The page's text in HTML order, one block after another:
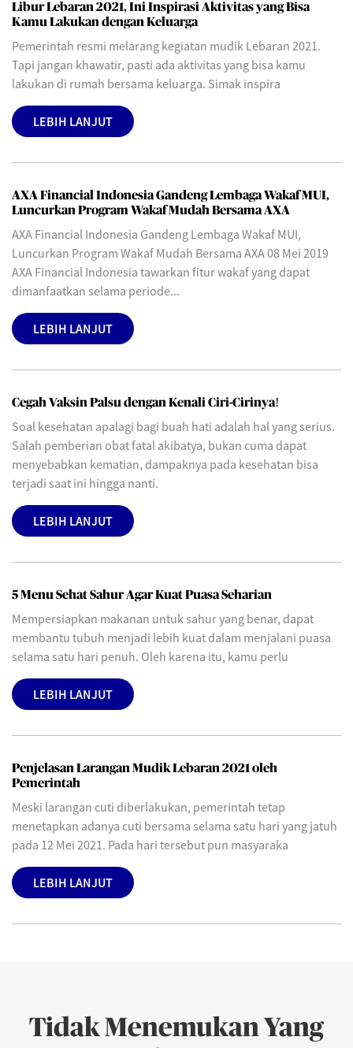
Libur Lebaran 2021, Ini Inspirasi Aktivitas yang Bisa
Kamu Lakukan dengan Keluarga
Pemerintah resmi melarang kegiatan mudik Lebaran 2021.
Tapi jangan khawatir, pasti ada aktivitas yang bisa kamu
lakukan di rumah bersama keluarga. Simak inspira
LEBIH LANJUT
AXA Financial Indonesia Gandeng Lembaga Wakaf MUI,
Luncurkan Program Wakaf Mudah Bersama AXA
AXA Financial Indonesia Gandeng Lembaga Wakaf MUI,
Luncurkan Program Wakaf Mudah Bersama AXA 08 Mei 2019
AXA Financial Indonesia tawarkan fitur wakaf yang dapat
dimanfaatkan selama periode...
LEBIH LANJUT
Cegah Vaksin Palsu dengan Kenali Ciri-Cirinya!
Soal kesehatan apalagi bagi buah hati adalah hal yang serius.
Salah pemberian obat fatal akibatya, bukan cuma dapat
menyebabkan kematian, dampaknya pada kesehatan bisa
terjadi saat ini hingga nanti.
LEBIH LANJUT
5 Menu Sehat Sahur Agar Kuat Puasa Seharian
Mempersiapkan makanan untuk sahur yang benar, dapat
membantu tubuh menjadi lebih kuat dalam menjalani puasa
selama satu hari penuh. Oleh karena itu, kamu perlu
LEBIH LANJUT
Penjelasan Larangan Mudik Lebaran 2021 oleh
Pemerintah
Meski larangan cuti diberlakukan, pemerintah tetap
menetapkan adanya cuti bersama selama satu hari yang jatuh
pada 12 Mei 2021. Pada hari tersebut pun masyaraka
LEBIH LANJUT
Tidak Menemukan Yang